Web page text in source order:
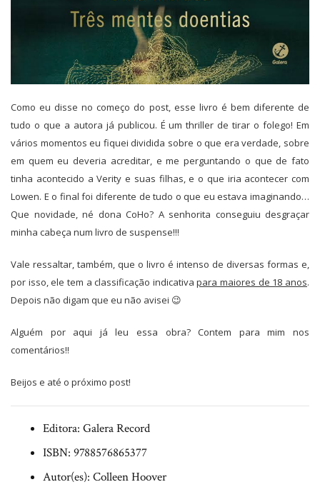
Como eu disse no começo do post, esse livro é bem diferente de
tudo o que a autora já publicou. É um thriller de tirar o folego! Em
vários momentos eu fiquei dividida sobre o que era verdade, sobre
em quem eu deveria acreditar, e me perguntando o que de fato
tinha acontecido a Verity e suas filhas, e o que iria acontecer com
Lowen. E o final foi diferente de tudo o que eu estava imaginando…
Que novidade, né dona CoHo? A senhorita conseguiu desgraçar
minha cabeça num livro de suspense!!!
Vale ressaltar, também, que o livro é intenso de diversas formas e,
por isso, ele tem a classificação indicativapara maiores de 18 anos.
Depois não digam que eu não avisei 😉
Alguém por aqui já leu essa obra? Contem para mim nos
comentários!!
Beijos e até o próximo post!
Editora: Galera Record
ISBN: 9788576865377
Autor(es): Colleen Hoover